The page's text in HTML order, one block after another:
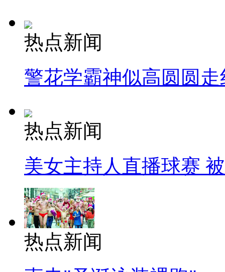
热点新闻
警花学霸神似高圆圆走
热点新闻
美女主持人直播球赛
热点新闻